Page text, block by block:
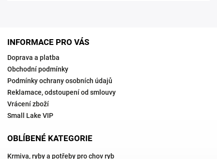
INFORMACE PRO VÁS
Doprava a platba
Obchodní podmínky
Podmínky ochrany osobních údajů
Reklamace, odstoupení od smlouvy
Vrácení zboží
Small Lake VIP
OBLÍBENÉ KATEGORIE
Krmiva, ryby a potřeby pro chov ryb